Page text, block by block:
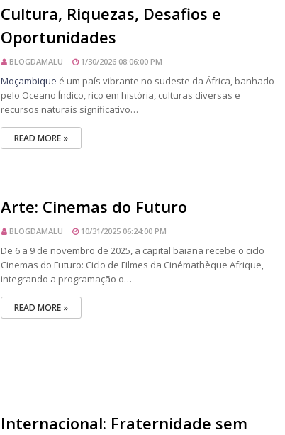
Cultura, Riquezas, Desafios e
Oportunidades
BLOGDAMALU 1/30/2026 08:06:00 PM
Moçambique é um país vibrante no sudeste da África, banhado
pelo Oceano Índico, rico em história, culturas diversas e
recursos naturais significativo…
READ MORE »
Arte: Cinemas do Futuro
BLOGDAMALU 10/31/2025 06:24:00 PM
De 6 a 9 de novembro de 2025, a capital baiana recebe o ciclo
Cinemas do Futuro: Ciclo de Filmes da Cinémathèque Afrique,
integrando a programação o…
READ MORE »
Internacional: Fraternidade sem